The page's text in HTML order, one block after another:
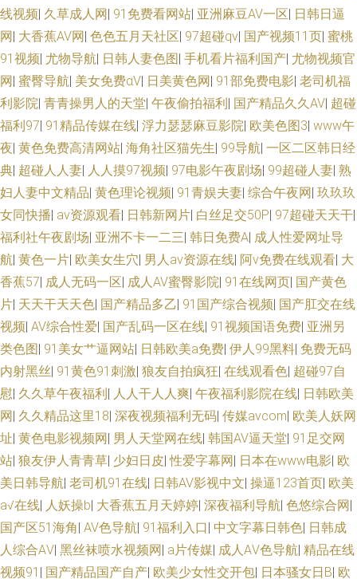
线视频| 久草成人网| 91免费看网站| 亚洲麻豆AV一区| 日韩日逼
网| 大香蕉AV网| 色色五月天社区| 97超碰qv| 国产视频11页| 蜜桃
91视频| 尤物导航| 日韩人妻色图| 手机看片福利国产| 尤物视频官
网| 蜜臀导航| 美女免费αV| 日美黄色网| 91部免费电影| 老司机福
利影院| 青青操男人的天堂| 午夜偷拍福利| 国产精品久久AV| 超碰
福利97| 91精品传媒在线| 浮力瑟瑟麻豆影院| 欧美色图3| www午
夜| 黄色免费高清网站| 海角社区猫先生| 99导航| 一区二区韩日经
典| 超碰人人妻| 人人摸97视频| 97电影午夜剧场| 99超碰人妻| 熟
妇人妻中文精品| 黄色理论视频| 91青娱夫妻| 综合午夜网| 玖玖玖
女同快播| av资源观看| 日韩新网片| 白丝足交50P| 97超碰天天干|
福利社午夜剧场| 亚洲不卡一二三| 韩日免费A| 成人性爱网址导
航| 黄色一片| 欧美女生穴| 男人av资源在线| 阿v免费在线观看| 大
香蕉57| 成人无码一区| 成人AV蜜臀影院| 91在线网页| 国产黄色
片| 天天干天天色| 国产精品多乙| 91国产综合视频| 国产肛交在线
视频| AV综合性爱| 国产乱码一区在线| 91视频国语免费| 亚洲另
类色图| 91美女艹逼网站| 日韩欧美a免费| 伊人99黑料| 免费无码
内射黑丝| 91黄色91刺激| 狼友自拍疯狂| 在线观看色| 超碰97自
慰| 久久草午夜福利| 人人干人人爽| 午夜福利影院在线| 日韩欧美
网| 久久精品这里18| 深夜视频福利无码| 传媒avcom| 欧美人妖网
址| 黄色电影视频网| 男人天堂网在线| 韩国AV逼天堂| 91足交网
站| 狼友伊人青青草| 少妇日皮|性爱字幕网| 日本在www电影| 欧
美日韩导航| 老司机91在线| 日韩AV影视中文| 操逼123首页| 欧美
a√在线| 人妖操b| 大香蕉五月天婷婷| 深夜福利导航| 色悠综合网|
国产区51海角| AV色导航| 91福利入口| 中文字幕日韩色| 日韩成
人综合AⅤ| 黑丝袜喷水视频网| a片传媒| 成人AⅤ色导航| 精品在线
视频91 | 国产精品国产自产| 欧美少女性交开包| 日本骚女日B| 欧